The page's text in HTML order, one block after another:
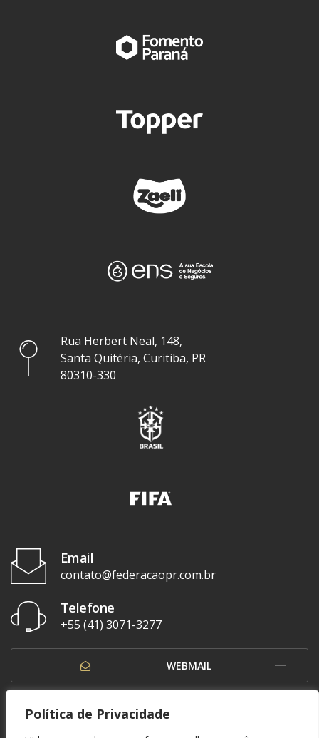
Política de Privacidade
Rua Herbert Neal, 148,
Santa Quitéria, Curitiba, PR
80310-330
Email
contato@federacaopr.com.br
Telefone
+55 (41) 3071-3277
WEBMAIL
OUVIDORIA